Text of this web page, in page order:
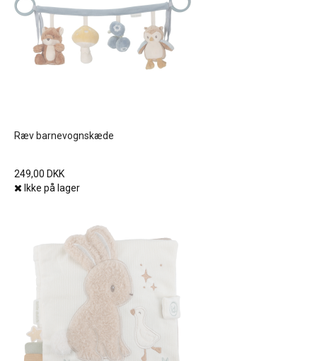
Ræv barnevognskæde
249,00 DKK
Ikke på lager